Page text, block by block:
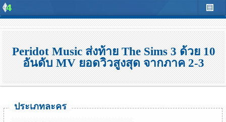
Peridot Music ส่งท้าย The Sims 3 ด้วย 10
อันดับ MV ยอดวิวสูงสุด จากภาค 2-3
ประเภทละคร